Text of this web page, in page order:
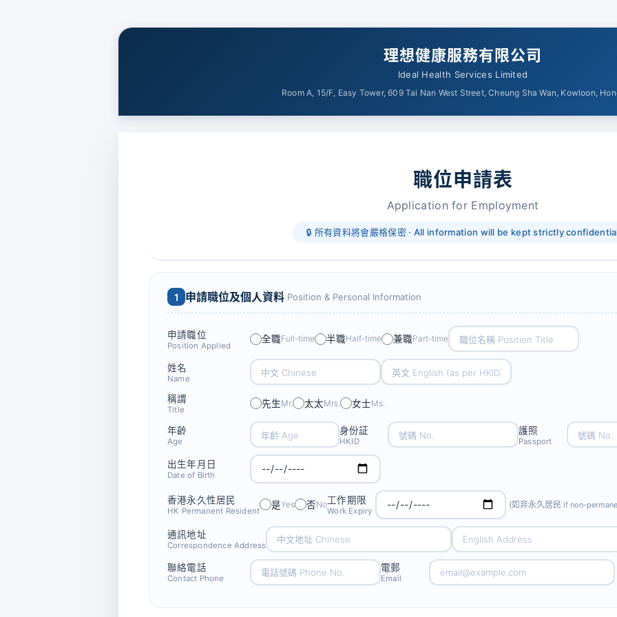
理想健康服務有限公司
Ideal Health Services Limited
Room A, 15/F, Easy Tower, 609 Tai Nan West Street, Cheung Sha Wan, Kowloon,
職位申請表
Application for Employment
🔒 所有資料將會嚴格保密 · All information will be kept strictly
1 申請職位及個人資料 Position & Personal Information
申請職位
Position Applied
全職Full-time 半職Half-time 兼職Part-time
姓名
Name
稱謂
Title
先生Mr. 太太Mrs. 女士Ms.
年齡
Age
身份証
HKID
護照
Passport
出生年月日
Date of Birth
香港永久性居民
HK Permanent Resident
是Yes 否No工作期限
Work Expiry
(如非永久居民if non-
通訊地址
Correspondence Address
聯絡電話
Contact Phone
電郵
Email